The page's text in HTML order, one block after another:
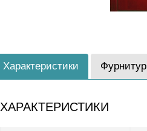
Характеристики
ХАРАКТЕРИСТИКИ